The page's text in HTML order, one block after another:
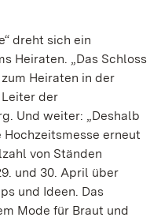
dreht sich ein
Heiraten. „Das Schloss
Heiraten in der
Leiter der
Und weiter: „Deshalb
erneut
von Ständen
und 30. April über
und Ideen. Das
Mode für Braut und